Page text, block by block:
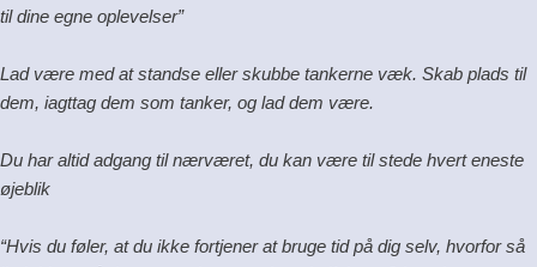
til dine egne oplevelser”
Lad være med at standse eller skubbe tankerne væk. Skab plads til
dem, iagttag dem som tanker, og lad dem være.
Du har altid adgang til nærværet, du kan være til stede hvert eneste
øjeblik
“Hvis du føler, at du ikke fortjener at bruge tid på dig selv, hvorfor så